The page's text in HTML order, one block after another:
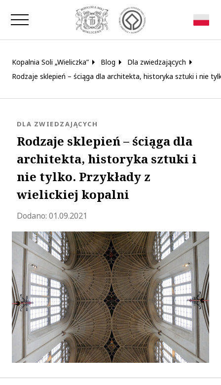
Kopalnia Soli „Wieliczka” Blog
Dla zwiedzających
Rodzaje sklepień – ściąga dla architekta, historyka sztuki i nie
Rodzaje sklepień – ściąga dla
architekta, historyka sztuki i
nie tylko. Przykłady z
wielickiej kopalni
KATEGORIA:
DLA ZWIEDZAJĄCYCH
Dodano: 01.09.2021